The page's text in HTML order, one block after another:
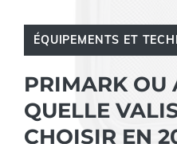
ÉQUIPEMENTS ET
PRIMARK OU
QUELLE
CHOISIR EN